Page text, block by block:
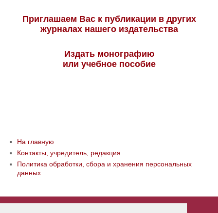
Приглашаем Вас к публикации в других
журналах нашего издательства
Издать монографию
или учебное пособие
На главную
Контакты, учредитель, редакция
Политика обработки, сбора и хранения персональных
данных